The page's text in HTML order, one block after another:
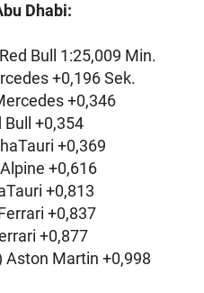
Dhabi:
Bull 1:25,009 Min.
+0,196 Sek.
+0,346
Bull +0,354
+0,369
+0,616
+0,813
+0,837
+0,877
Aston Martin +0,998